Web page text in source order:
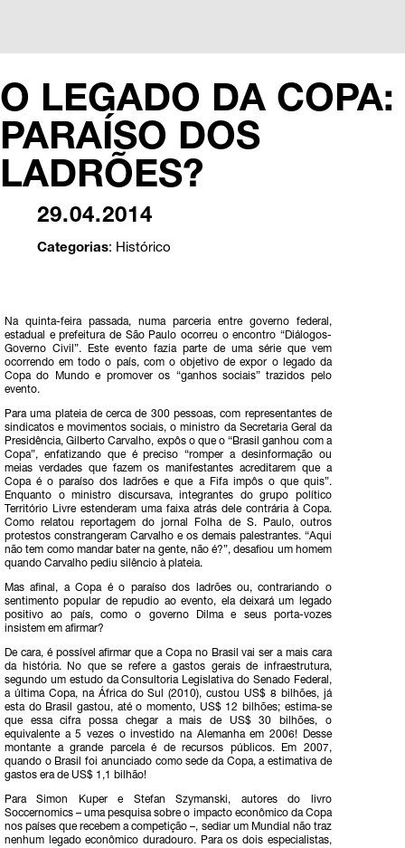
O LEGADO DA COPA:
PARAÍSO DOS
LADRÕES?
29.04.2014
Categorias: Histórico
Na quinta-feira passada, numa parceria entre governo federal,
estadual e prefeitura de São Paulo ocorreu o encontro “Diálogos-
Governo Civil”. Este evento fazia parte de uma série que vem
ocorrendo em todo o país, com o objetivo de expor o legado da
Copa do Mundo e promover os “ganhos sociais” trazidos pelo
evento.
Para uma plateia de cerca de 300 pessoas, com representantes de
sindicatos e movimentos sociais, o ministro da Secretaria Geral da
Presidência, Gilberto Carvalho, expôs o que o “Brasil ganhou com a
Copa”, enfatizando que é preciso “romper a desinformação ou
meias verdades que fazem os manifestantes acreditarem que a
Copa é o paraíso dos ladrões e que a Fifa impôs o que quis”.
Enquanto o ministro discursava, integrantes do grupo político
Território Livre estenderam uma faixa atrás dele contrária à Copa.
Como relatou reportagem do jornal Folha de S. Paulo, outros
protestos constrangeram Carvalho e os demais palestrantes. “Aqui
não tem como mandar bater na gente, não é?”, desafiou um homem
quando Carvalho pediu silêncio à plateia.
Mas afinal, a Copa é o paraíso dos ladrões ou, contrariando o
sentimento popular de repudio ao evento, ela deixará um legado
positivo ao país, como o governo Dilma e seus porta-vozes
insistem em afirmar?
De cara, é possível afirmar que a Copa no Brasil vai ser a mais cara
da história. No que se refere a gastos gerais de infraestrutura,
segundo um estudo da Consultoria Legislativa do Senado Federal,
a última Copa, na África do Sul (2010), custou US$ 8 bilhões, já
esta do Brasil gastou, até o momento, US$ 12 bilhões; estima-se
que essa cifra possa chegar a mais de US$ 30 bilhões, o
equivalente a 5 vezes o investido na Alemanha em 2006! Desse
montante a grande parcela é de recursos públicos. Em 2007,
quando o Brasil foi anunciado como sede da Copa, a estimativa de
gastos era de US$ 1,1 bilhão!
Para Simon Kuper e Stefan Szymanski, autores do livro
Soccernomics – uma pesquisa sobre o impacto econômico da Copa
nos países que recebem a competição –, sediar um Mundial não traz
nenhum legado econômico duradouro. Para os dois especialistas,